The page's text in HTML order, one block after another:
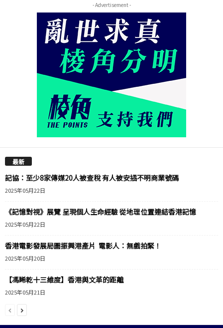
- Advertisement -
最新
記協：至少8家傳媒20人被查稅 有人被安插不明商業號碼
2025年05月22日
《記憶對視》展覽 呈現個人生命經驗 從地理位置連結香港記憶
2025年05月22日
香港電影發展局圖振興港產片 電影人：無戲拍緊！
2025年05月20日
【馮睎乾十三維度】香港與文革的距離
2025年05月21日